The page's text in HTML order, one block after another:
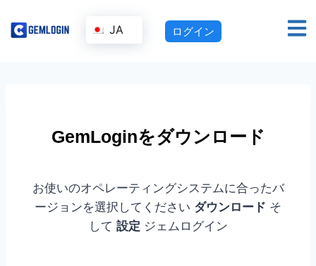
JA ログイン
GemLoginをダウンロード
お使いのオペレーティングシステムに合ったバ
ージョンを選択してください ダウンロード そ
して 設定 ジェムログイン